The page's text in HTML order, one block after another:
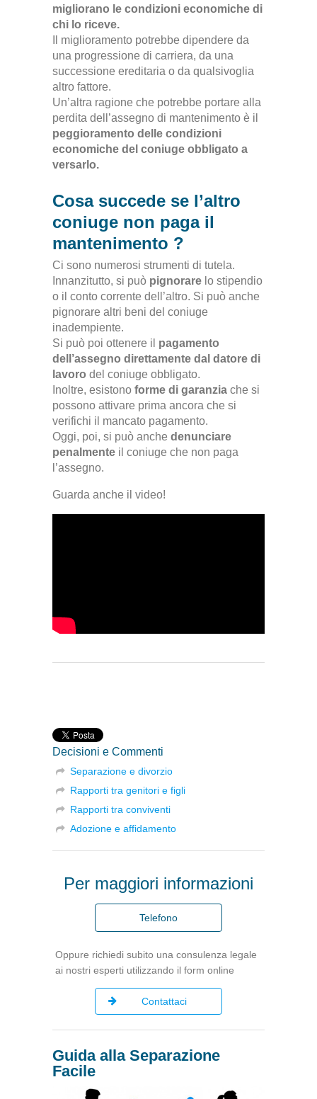
migliorano le condizioni economiche di
chi lo riceve.
Il miglioramento potrebbe dipendere da
una progressione di carriera, da una
successione ereditaria o da qualsivoglia
altro fattore.
Un’altra ragione che potrebbe portare alla
perdita dell’assegno di mantenimento è il
peggioramento delle condizioni
economiche del coniuge obbligato a
versarlo.
Cosa succede se l’altro
coniuge non paga il
mantenimento ?
Ci sono numerosi strumenti di tutela.
Innanzitutto, si può pignorare lo stipendio
o il conto corrente dell’altro. Si può anche
pignorare altri beni del coniuge
inadempiente.
Si può poi ottenere il pagamento
dell’assegno direttamente dal datore di
lavoro del coniuge obbligato.
Inoltre, esistono forme di garanzia che si
possono attivare prima ancora che si
verifichi il mancato pagamento.
Oggi, poi, si può anche denunciare
penalmente il coniuge che non paga
l’assegno.
Guarda anche il video!
Decisioni e Commenti
Separazione e divorzio
Rapporti tra genitori e figli
Rapporti tra conviventi
Adozione e affidamento
Per maggiori informazioni
Telefono
Oppure richiedi subito una consulenza legale
ai nostri esperti utilizzando il form online
Contattaci
Guida alla Separazione
Facile